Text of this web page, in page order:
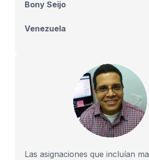
Bony Seijo
Venezuela
Las asignaciones que incluían